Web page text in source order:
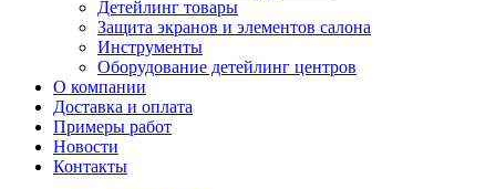
Детейлинг товары
Защита экранов и элементов салона
Инструменты
Оборудование детейлинг центров
О компании
Доставка и оплата
Примеры работ
Новости
Контакты